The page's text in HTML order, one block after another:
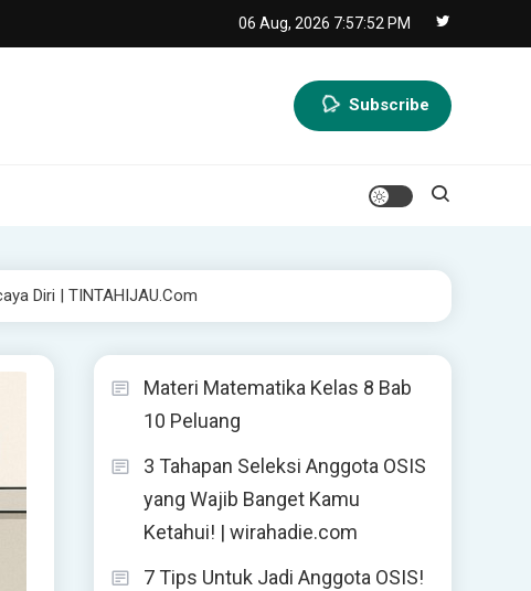
06 Aug, 2026 7:57:54 PM
Subscribe
Diri | TINTAHIJAU.com
Materi Matematika Kelas 8 Bab
10 Peluang
3 Tahapan Seleksi Anggota OSIS
yang Wajib Banget Kamu
Ketahui! | wirahadie.com
7 Tips Untuk Jadi Anggota OSIS!